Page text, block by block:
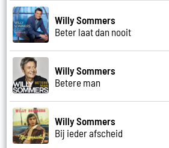
Willy Sommers
Beter laat dan nooit
Willy Sommers
Betere man
Willy Sommers
Bij ieder afscheid